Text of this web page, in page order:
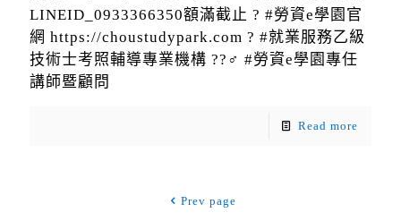
LINEID_0933366350額滿截止 ? #勞資e學園官
網 https://choustudypark.com ? #就業服務乙級
技術士考照輔導專業機構 ??‍♂️ #勞資e學園專任
講師暨顧問
Read more
Prev page